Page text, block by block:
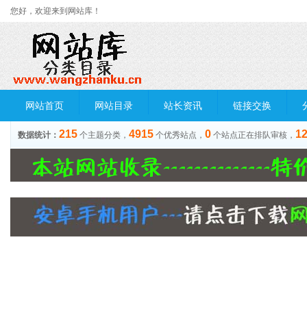
您好，欢迎来到网站库！
网站首页 网站目录 站长资讯 链接交换
数据统计： 215 个主题分类， 4915 个优秀站点， 0 个站点正在排队审核，